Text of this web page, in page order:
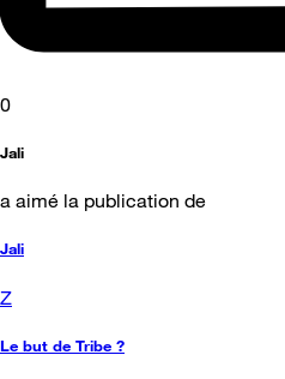
0
Jali
a aimé la publication de
Jali
Z
Le but de Tribe ?